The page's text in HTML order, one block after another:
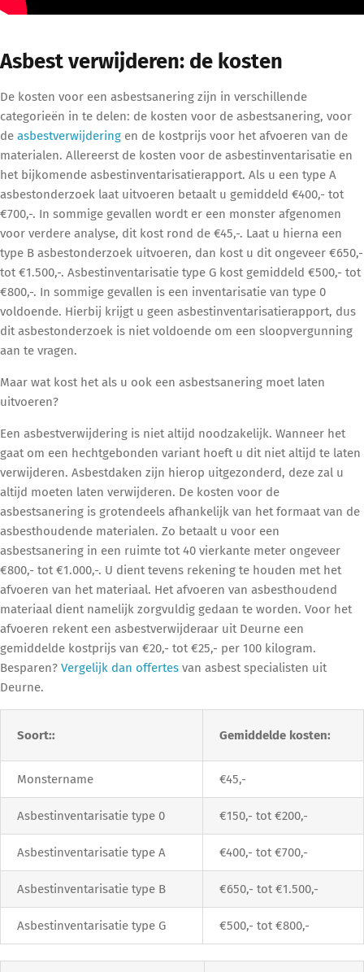
Asbest verwijderen: de kosten
De kosten voor een asbestsanering zijn in verschillende
categorieën in te delen: de kosten voor de asbestsanering, voor
de asbestverwijdering en de kostprijs voor het afvoeren van de
materialen. Allereerst de kosten voor de asbestinventarisatie en
het bijkomende asbestinventarisatierapport. Als u een type A
asbestonderzoek laat uitvoeren betaalt u gemiddeld €400,- tot
€700,-. In sommige gevallen wordt er een monster afgenomen
voor verdere analyse, dit kost rond de €45,-. Laat u hierna een
type B asbestonderzoek uitvoeren, dan kost u dit ongeveer €650,-
tot €1.500,-. Asbestinventarisatie type G kost gemiddeld €500,- tot
€800,-. In sommige gevallen is een inventarisatie van type 0
voldoende. Hierbij krijgt u geen asbestinventarisatierapport, dus
dit asbestonderzoek is niet voldoende om een sloopvergunning
aan te vragen.
Maar wat kost het als u ook een asbestsanering moet laten
uitvoeren?
Een asbestverwijdering is niet altijd noodzakelijk. Wanneer het
gaat om een hechtgebonden variant hoeft u dit niet altijd te laten
verwijderen. Asbestdaken zijn hierop uitgezonderd, deze zal u
altijd moeten laten verwijderen. De kosten voor de
asbestsanering is grotendeels afhankelijk van het formaat van de
asbesthoudende materialen. Zo betaalt u voor een
asbestsanering in een ruimte tot 40 vierkante meter ongeveer
€800,- tot €1.000,-. U dient tevens rekening te houden met het
afvoeren van het materiaal. Het afvoeren van asbesthoudend
materiaal dient namelijk zorgvuldig gedaan te worden. Voor het
afvoeren rekent een asbestverwijderaar uit Deurne een
gemiddelde kostprijs van €20,- tot €25,- per 100 kilogram.
Besparen? Vergelijk dan offertes van asbest specialisten uit
Deurne.
Soort:: Gemiddelde kosten:
Monstername €45,-
Asbestinventarisatie type 0 €150,- tot €200,-
Asbestinventarisatie type A €400,- tot €700,-
Asbestinventarisatie type B €650,- tot €1.500,-
Asbestinventarisatie type G €500,- tot €800,-